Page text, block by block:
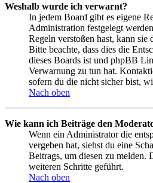
Weshalb wurde ich verwarnt?
In jedem Board gibt es eigene
Administration festgelegt
Regeln verstoßen hast, kann
Bitte beachte, dass dies die
dieses Boards ist und phpBB
Verwarnung zu tun hat.
sofern du die nicht sicher bist,
Nach oben
Wie kann ich Beiträge den
Wenn ein Administrator die
vergeben hat, siehst du eine
Beitrags, um diesen zu melden.
weiteren Schritte geführt.
Nach oben